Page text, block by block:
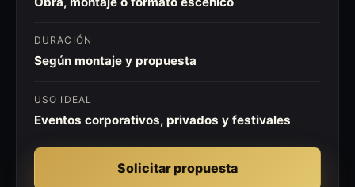
DURACIÓN
Según montaje y propuesta
USO IDEAL
Eventos corporativos, privados y festivales
Solicitar propuesta